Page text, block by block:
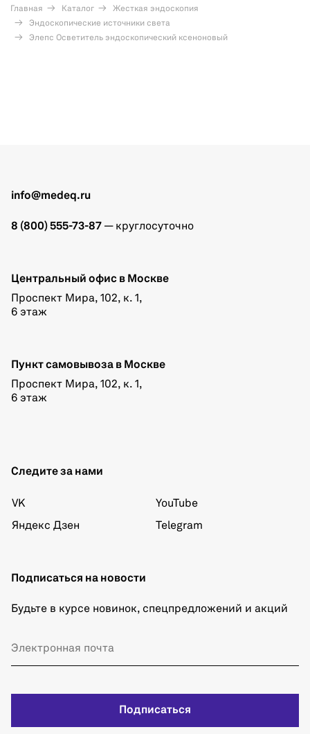
Главная Каталог
Жесткая эндоскопия
Эндоскопические источники света
Элепс Осветитель эндоскопический ксеноновый
info@medeq.ru
8 (800) 555-73-87 — круглосуточно
Центральный офис в Москве
Проспект Мира, 102, к. 1,
6 этаж
Пункт самовывоза в Москве
Проспект Мира, 102, к. 1,
6 этаж
Следите за нами
VK
Яндекс Дзен
YouTube
Telegram
Подписаться на новости
Будьте в курсе новинок, спецпредложений и акций
Подписаться